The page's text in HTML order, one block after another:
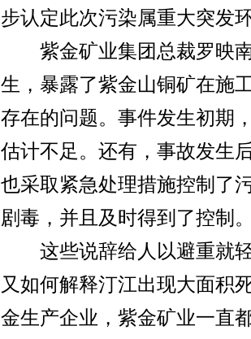
步认定此次污染属重大突发
紫金矿业集团总裁罗映南
生，暴露了紫金山铜矿在施
存在的问题。事件发生初期
估计不足。还有，事故发生
也采取紧急处理措施控制了
剧毒，并且及时得到了控制
这些说辞给人以避重就轻
又如何解释汀江出现大面积
金生产企业，紫金矿业一直